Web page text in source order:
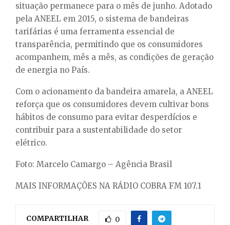
situação permanece para o mês de junho. Adotado
pela ANEEL em 2015, o sistema de bandeiras
tarifárias é uma ferramenta essencial de
transparência, permitindo que os consumidores
acompanhem, mês a mês, as condições de geração
de energia no País.
Com o acionamento da bandeira amarela, a ANEEL
reforça que os consumidores devem cultivar bons
hábitos de consumo para evitar desperdícios e
contribuir para a sustentabilidade do setor
elétrico.
Foto: Marcelo Camargo – Agência Brasil
MAIS INFORMAÇÕES NA RÁDIO COBRA FM 107.1
COMPARTILHAR 0